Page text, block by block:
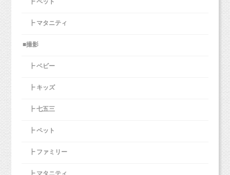
今回はスマッシュケーキ撮影も♡
シックで素敵に撮れますよ！
持ってないよ〜！っという場合にはスタジオの方でお子さまの年
デコレーションさせていただきます！
そんな可愛い姿を、たっくさん残してあげてほしいと思います。
毎年この日！と決めて撮影していくと、
オススメです！
んです♡
ぜひこれから撮影の皆さまは参考にしてみてくださいね！
さい！
無料で追加して頂けるキャンペーンも開催していました♪
そちらをご利用いただいた1歳の女の子のお写真を今日はご紹
┣ マタニティ
■撮影
┣ ベビー
┣ キッズ
┣ 七五三
┣ ペット
┣ ファミリー
┣ マタニティ